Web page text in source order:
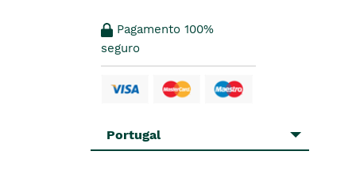
Pagamento 100%
seguro
Portugal